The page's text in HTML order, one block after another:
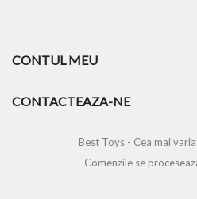
CONTUL MEU
CONTACTEAZA-NE
Best Toys - Cea mai
Comenzile se